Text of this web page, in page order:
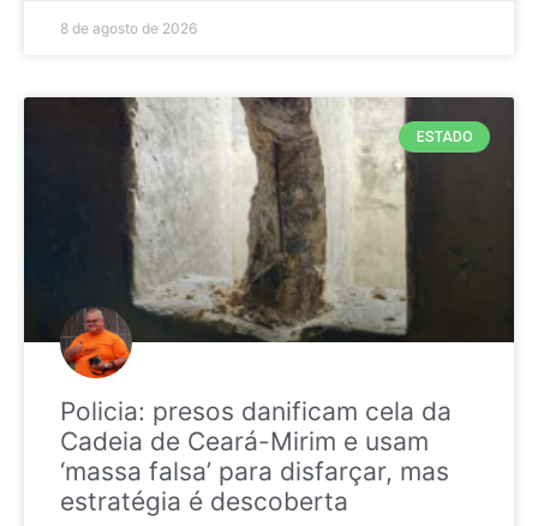
8 de agosto de 2026
ESTADO
Policia: presos danificam cela da
Cadeia de Ceará-Mirim e usam
‘massa falsa’ para disfarçar, mas
estratégia é descoberta